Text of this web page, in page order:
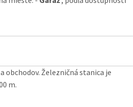
obchodov. Železničná stanica je
m.